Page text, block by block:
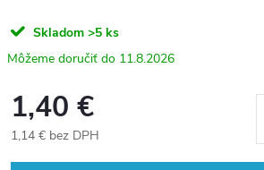
Skladom >5 ks
11.8.2026
1,40 €
1,14 € bez DPH